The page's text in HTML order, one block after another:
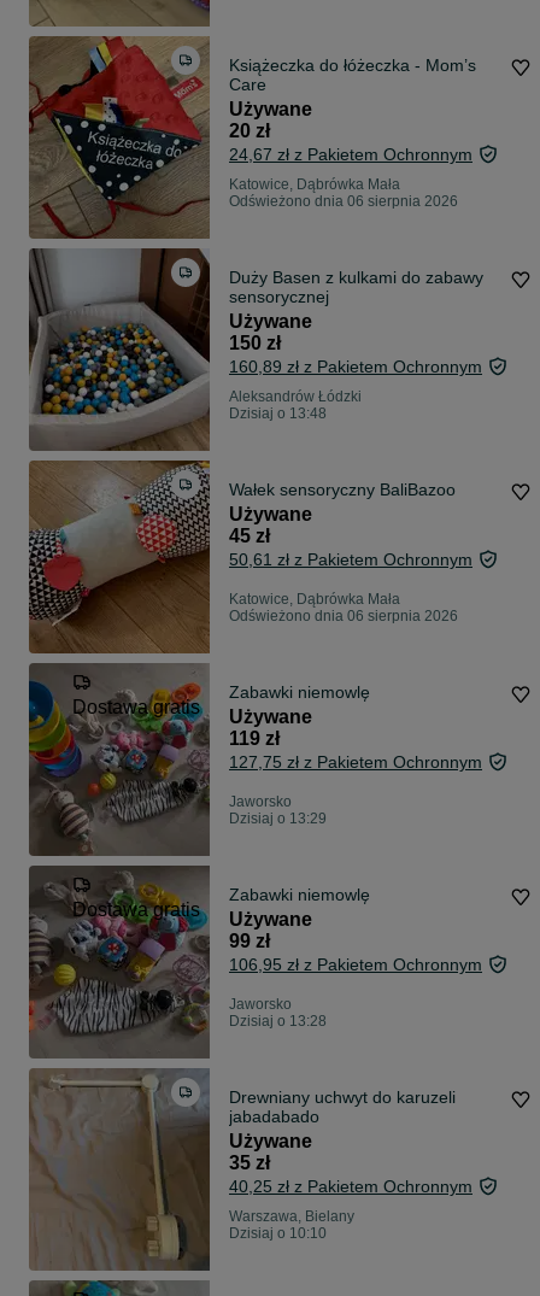
Książeczka do łóżeczka - Mom’s
Care
Używane
20 zł
24,67 zł z Pakietem Ochronnym
Katowice, Dąbrówka Mała
Odświeżono dnia 06 sierpnia 2026
Duży Basen z kulkami do zabawy
sensorycznej
Używane
150 zł
160,89 zł z Pakietem Ochronnym
Aleksandrów Łódzki
Dzisiaj o 13:48
Wałek sensoryczny BaliBazoo
Używane
45 zł
50,61 zł z Pakietem Ochronnym
Katowice, Dąbrówka Mała
Odświeżono dnia 06 sierpnia 2026
Dostawa gratis
Zabawki niemowlę
Używane
119 zł
127,75 zł z Pakietem Ochronnym
Jaworsko
Dzisiaj o 13:29
Dostawa gratis
Zabawki niemowlę
Używane
99 zł
106,95 zł z Pakietem Ochronnym
Jaworsko
Dzisiaj o 13:28
Drewniany uchwyt do karuzeli
jabadabado
Używane
35 zł
40,25 zł z Pakietem Ochronnym
Warszawa, Bielany
Dzisiaj o 10:10